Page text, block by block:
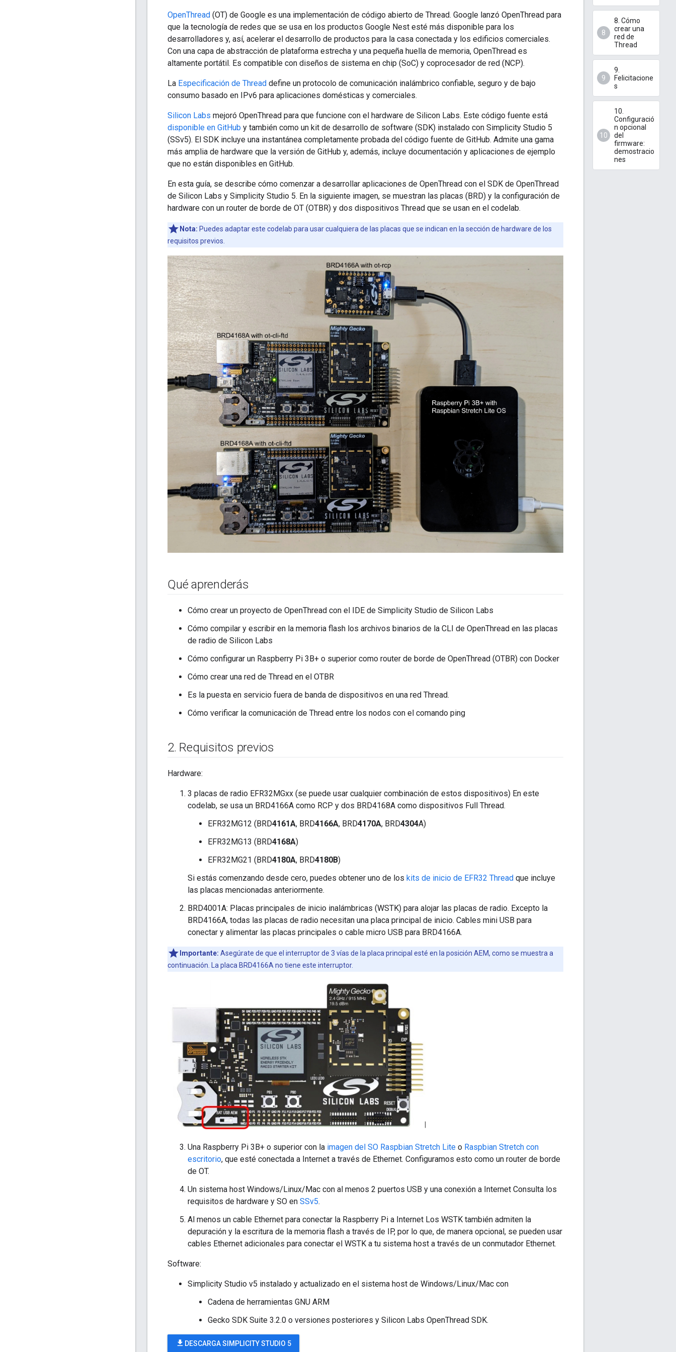
8. Cómo
crear una
red de
Thread
9.
Felicitacione
s
10.
Configuració
n opcional
del
firmware:
demostracio
nes
OpenThread (OT) de Google es una implementación de código abierto de Thread. Google lanzó OpenThread para
que la tecnología de redes que se usa en los productos Google Nest esté más disponible para los
desarrolladores y, así, acelerar el desarrollo de productos para la casa conectada y los edificios comerciales.
Con una capa de abstracción de plataforma estrecha y una pequeña huella de memoria, OpenThread es
altamente portátil. Es compatible con diseños de sistema en chip (SoC) y coprocesador de red (NCP).
La Especificación de Thread define un protocolo de comunicación inalámbrico confiable, seguro y de bajo
consumo basado en IPv6 para aplicaciones domésticas y comerciales.
Silicon Labs mejoró OpenThread para que funcione con el hardware de Silicon Labs. Este código fuente está
disponible en GitHub y también como un kit de desarrollo de software (SDK) instalado con Simplicity Studio 5
(SSv5). El SDK incluye una instantánea completamente probada del código fuente de GitHub. Admite una gama
más amplia de hardware que la versión de GitHub y, además, incluye documentación y aplicaciones de ejemplo
que no están disponibles en GitHub.
En esta guía, se describe cómo comenzar a desarrollar aplicaciones de OpenThread con el SDK de OpenThread
de Silicon Labs y Simplicity Studio 5. En la siguiente imagen, se muestran las placas (BRD) y la configuración de
hardware con un router de borde de OT (OTBR) y dos dispositivos Thread que se usan en el codelab.
Nota: Puedes adaptar este codelab para usar cualquiera de las placas que se indican en la sección de hardware de los
requisitos previos.
Qué aprenderás
Cómo crear un proyecto de OpenThread con el IDE de Simplicity Studio de Silicon Labs
Cómo compilar y escribir en la memoria flash los archivos binarios de la CLI de OpenThread en las placas
de radio de Silicon Labs
Cómo configurar un Raspberry Pi 3B+ o superior como router de borde de OpenThread (OTBR) con Docker
Cómo crear una red de Thread en el OTBR
Es la puesta en servicio fuera de banda de dispositivos en una red Thread.
Cómo verificar la comunicación de Thread entre los nodos con el comando ping
2. Requisitos previos
Hardware:
3 placas de radio EFR32MGxx (se puede usar cualquier combinación de estos dispositivos) En este
codelab, se usa un BRD4166A como RCP y dos BRD4168A como dispositivos Full Thread.
EFR32MG12 (BRD4161A, BRD4166A, BRD4170A, BRD4304A)
EFR32MG13 (BRD4168A)
EFR32MG21 (BRD4180A, BRD4180B)
Si estás comenzando desde cero, puedes obtener uno de los kits de inicio de EFR32 Thread que incluye
las placas mencionadas anteriormente.
BRD4001A: Placas principales de inicio inalámbricas (WSTK) para alojar las placas de radio. Excepto la
BRD4166A, todas las placas de radio necesitan una placa principal de inicio. Cables mini USB para
conectar y alimentar las placas principales o cable micro USB para BRD4166A.
Importante: Asegúrate de que el interruptor de 3 vías de la placa principal esté en la posición AEM, como se muestra a
continuación. La placa BRD4166A no tiene este interruptor.
Una Raspberry Pi 3B+ o superior con la imagen del SO Raspbian Stretch Lite o Raspbian Stretch con
escritorio, que esté conectada a Internet a través de Ethernet. Configuramos esto como un router de borde
de OT.
Un sistema host Windows/Linux/Mac con al menos 2 puertos USB y una conexión a Internet Consulta los
requisitos de hardware y SO en SSv5.
Al menos un cable Ethernet para conectar la Raspberry Pi a Internet Los WSTK también admiten la
depuración y la escritura de la memoria flash a través de IP, por lo que, de manera opcional, se pueden usar
cables Ethernet adicionales para conectar el WSTK a tu sistema host a través de un conmutador Ethernet.
Software:
Simplicity Studio v5 instalado y actualizado en el sistema host de Windows/Linux/Mac con
Cadena de herramientas GNU ARM
Gecko SDK Suite 3.2.0 o versiones posteriores y Silicon Labs OpenThread SDK.
file_download DESCARGA SIMPLICITY STUDIO 5